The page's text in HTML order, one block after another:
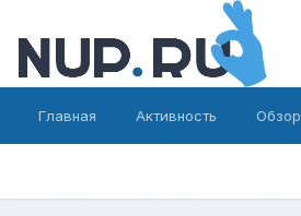
Главная Активность Обзор